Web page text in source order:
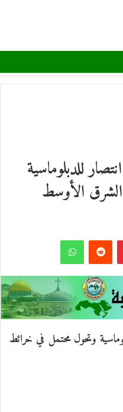
للدبلوماسية
الأوسط
ي
ن
ت
R
e
d
ا
ت
س
وتحول محتمل في خرائط